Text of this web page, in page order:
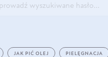
JAK PIĆ OLEJ PIELĘGNACJA